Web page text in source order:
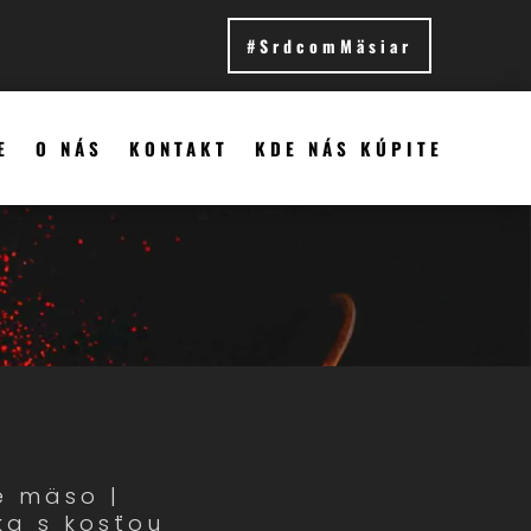
#SrdcomMäsiar
O NÁS KONTAKT KDE NÁS KÚPITE
mäso |
s kosťou